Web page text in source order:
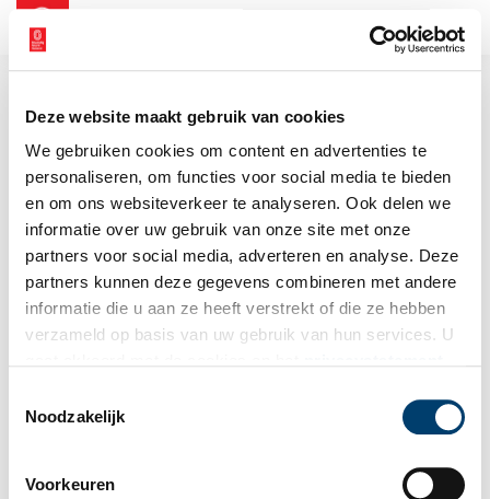
Deze website maakt gebruik van cookies
We gebruiken cookies om content en advertenties te
personaliseren, om functies voor social media te bieden
en om ons websiteverkeer te analyseren. Ook delen we
informatie over uw gebruik van onze site met onze
partners voor social media, adverteren en analyse. Deze
partners kunnen deze gegevens combineren met andere
informatie die u aan ze heeft verstrekt of die ze hebben
verzameld op basis van uw gebruik van hun services. U
Noodzakelijk
Voorkeuren